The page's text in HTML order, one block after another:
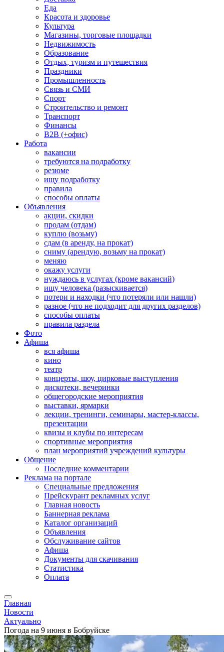
Еда
Красота и здоровье
Культура
Магазины, торговые площадки
Недвижимость
Образование
Отдых, туризм и путешествия
Праздники
Промышленность
Связь и СМИ
Спорт
Строительство и ремонт
Транспорт
Финансы
B2B (+офис)
Работа
вакансии
требуются на подработку
резюме
ищу подработку
правила
способы оплаты
Объявления
акции, скидки
продам (отдам)
куплю (возьму)
сдам (в аренду, на прокат)
сниму (арендую, возьму на прокат)
меняю
окажу услуги
нуждаюсь в услугах (кроме вакансий)
ищу человека (разыскивается)
потери и находки (что потеряли или нашли)
разное (что не подходит для других разделов)
способы оплаты
правила раздела
Фото
Афиша
вся афиша
кино
театр
концерты, шоу, цирковые выступления
дискотеки, вечеринки
общегородские мероприятия
выставки, ярмарки
лекции, тренинги, семинары, мастер-классы,
презентации
квизы и клубы по интересам
спортивные мероприятия
план мероприятий учреждений культуры
Общение
Последние комментарии
Реклама на портале
Специальные предложения
Прейскурант рекламных услуг
Главная новость
Баннерная реклама
Каталог организаций
Объявления
Обслуживание сайтов
Афиша
Документы для скачивания
Статистика
Оплата
Главная
Новости
Актуально
Погода на 9 июня в Бобруйске